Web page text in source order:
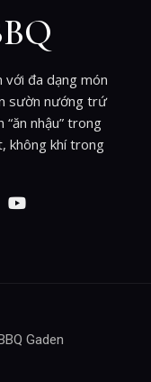
với đa dạng món
sườn nướng trứ
“ăn nhậu” trong
không khí trong
Gaden